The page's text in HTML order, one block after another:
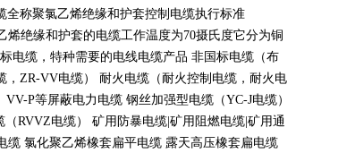
全称聚氯乙烯绝缘和护套控制电缆执行标准
烯绝缘和护套的电缆工作温度为70摄氏度它分为铜
电缆，特种需要的电线电缆产品 非国标电缆（布
， ZR-VV电缆） 耐火电缆（耐火控制电缆，耐火电
VV-P等屏蔽电力电缆 钢丝加强型电缆（YC-J电缆）
（RVVZ电缆） 矿用防暴电缆 矿用阻燃电缆 矿用通
缆 氯化聚乙烯橡套扁平电缆 露天高压橡套扁电缆